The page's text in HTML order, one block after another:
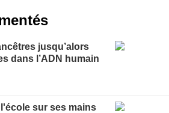
jusqu’alors
dans l’ADN humain
sur ses mains